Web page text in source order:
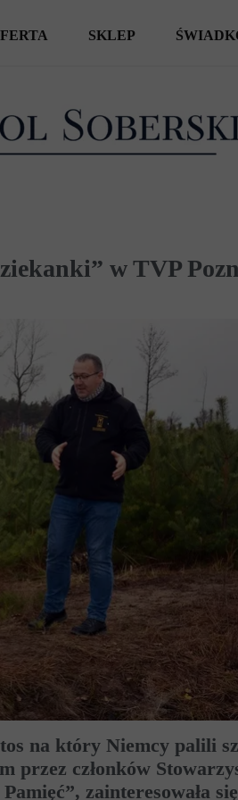
SKLEP
w TVP
na który Niemcy palili
przez członków
zainteresowała